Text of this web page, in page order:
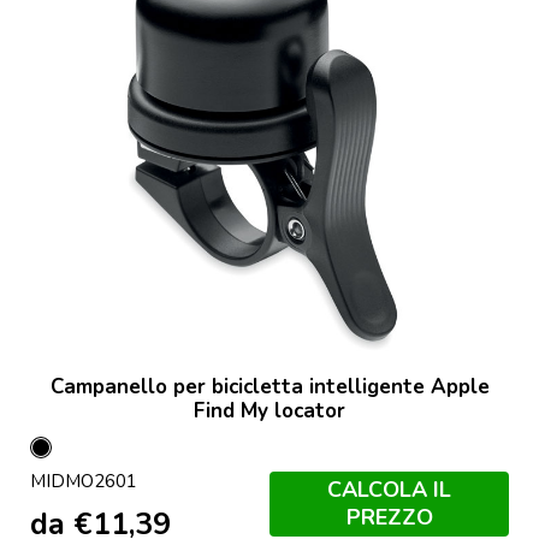
Campanello per bicicletta intelligente Apple
Find My locator
Nero
MIDMO2601
da €11,39
CALCOLA IL
PREZZO